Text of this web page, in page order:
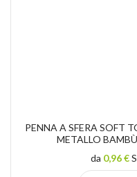
PENNA A SFERA SOFT
METALLO
da 0,96 €